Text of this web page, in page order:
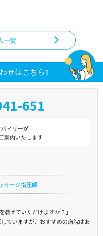
一覧
せはこちら1
651
イザーが
案内いたします
サージ指圧師
教えていただけますか？」
ていますが、おすすめの病院はあ